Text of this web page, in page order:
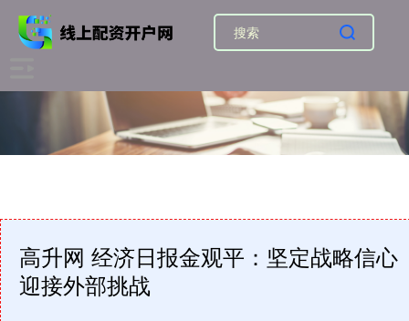
高升网 经济日报金观平：坚定战略信心
迎接外部挑战